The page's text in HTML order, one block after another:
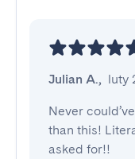
Julian A., luty
Never
than this!
asked for!!